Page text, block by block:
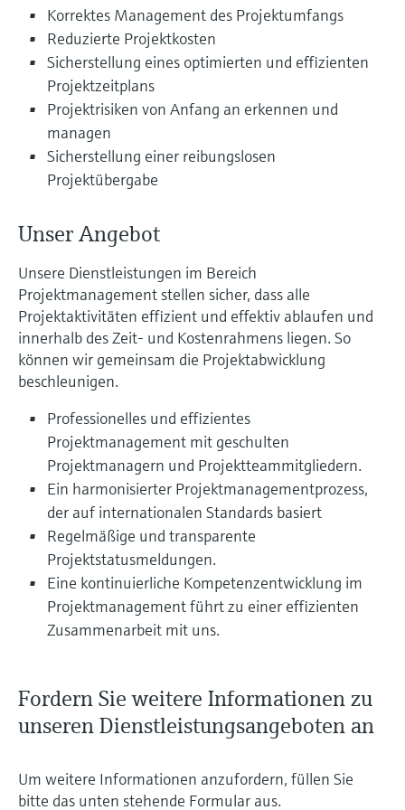
Device Viewer
Produktspezifische Informationen und
Dokumente finden
Ersatzteilsuche
Ersatzteile anhand von Produktwurzel,
Bestellcode oder Seriennummer finden
Füllstandsmessung
Füllstandsmessung Druck
Alle ansehen
Analysatoren für Härte, Eisen,
Aluminium & Chromat
Prozessphotometer
Mikrowellentransmission
Memosens-Technologie
Alle ansehen
Korrektes Management des Projektumfangs
Reduzierte Projektkosten
Sicherstellung eines optimierten und effizienten
Projektzeitplans
Projektrisiken von Anfang an erkennen und
managen
Sicherstellung einer reibungslosen
Projektübergabe
Unser Angebot
Unsere Dienstleistungen im Bereich
Projektmanagement stellen sicher, dass alle
Projektaktivitäten effizient und effektiv ablaufen und
innerhalb des Zeit- und Kostenrahmens liegen. So
können wir gemeinsam die Projektabwicklung
beschleunigen.
Professionelles und effizientes
Projektmanagement mit geschulten
Projektmanagern und Projektteammitgliedern.
Ein harmonisierter Projektmanagementprozess,
der auf internationalen Standards basiert
Regelmäßige und transparente
Projektstatusmeldungen.
Eine kontinuierliche Kompetenzentwicklung im
Projektmanagement führt zu einer effizienten
Zusammenarbeit mit uns.
Fordern Sie weitere Informationen zu
unseren Dienstleistungsangeboten an
Um weitere Informationen anzufordern, füllen Sie
bitte das unten stehende Formular aus.